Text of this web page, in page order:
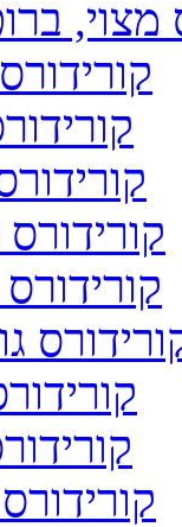
מצוי,
קורידורס 2 קווים